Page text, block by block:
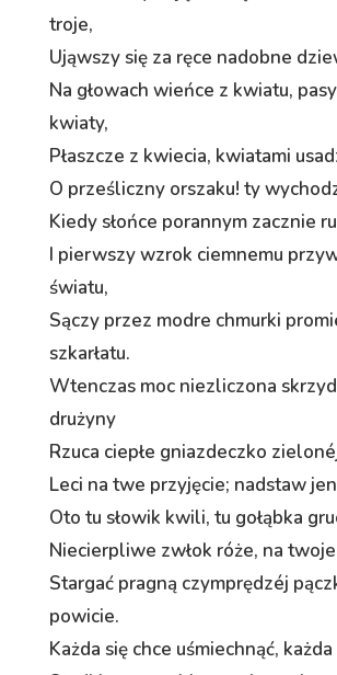
troje,
Ująwszy się za ręce nadobne
Na głowach wieńce z kwiatu,
kwiaty,
Płaszcze z kwiecia, kwiatami
O prześliczny orszaku! ty
Kiedy słońce porannym zacznie
I pierwszy wzrok ciemnemu
światu,
Sączy przez modre chmurki
szkarłatu.
Wtenczas moc niezliczona
drużyny
Rzuca ciepłe gniazdeczko
Leci na twe przyjęcie; nadstaw
Oto tu słowik kwili, tu gołąbka
Niecierpliwe zwłok róże, na
Stargać pragną czymprędzéj
powicie.
Każda się chce uśmiechnąć,